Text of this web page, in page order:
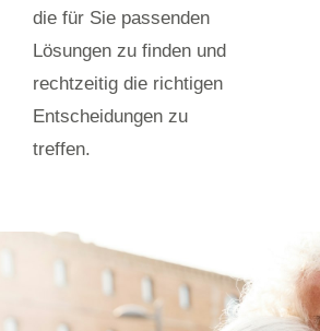
die für Sie passenden
Lösungen zu finden und
rechtzeitig die richtigen
Entscheidungen zu
treffen.